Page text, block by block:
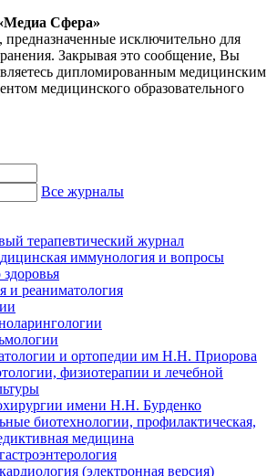
Сфера»
исключительно для
Закрывая это сообщение, Вы
дипломированным медицинским
медицинского образовательного
Все журналы
терапевтический журнал
иммунология и вопросы
и реаниматология
и ортопедии им Н.Н. Приорова
физиотерапии и лечебной
имени Н.Н. Бурденко
биотехнологии, профилактическая,
медицина
(электронная версия)